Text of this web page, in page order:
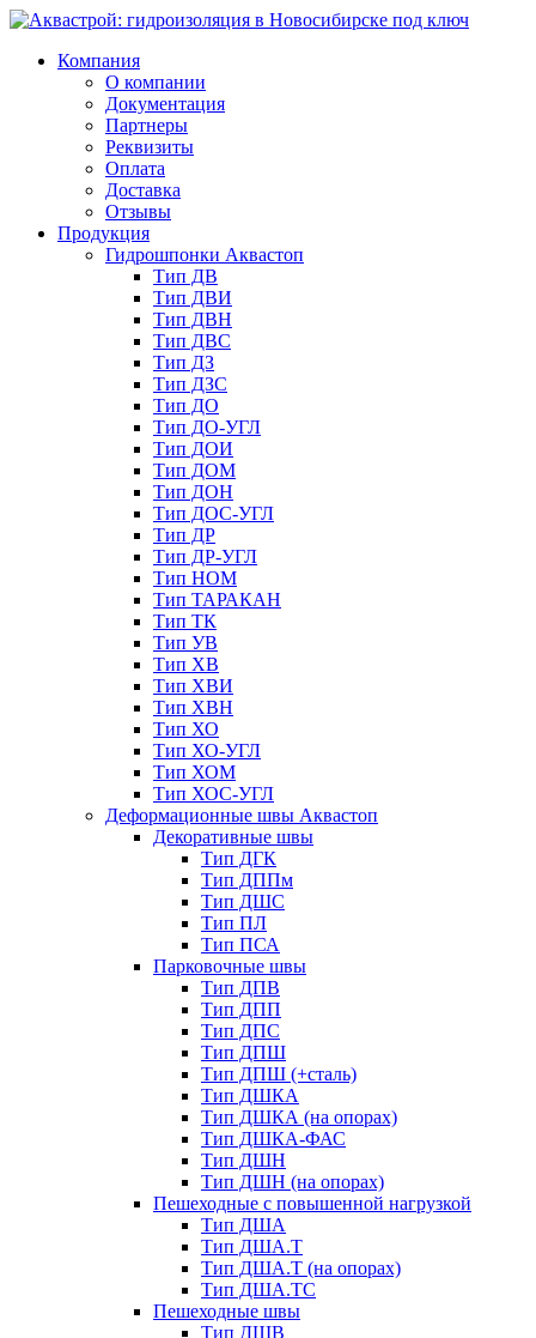
Компания
О компании
Документация
Партнеры
Реквизиты
Оплата
Доставка
Отзывы
Продукция
Гидрошпонки Аквастоп
Тип ДВ
Тип ДВИ
Тип ДВН
Тип ДВС
Тип ДЗ
Тип ДЗС
Тип ДО
Тип ДО-УГЛ
Тип ДОИ
Тип ДОМ
Тип ДОН
Тип ДОС-УГЛ
Тип ДР
Тип ДР-УГЛ
Тип НОМ
Тип ТАРАКАН
Тип ТК
Тип УВ
Тип ХВ
Тип ХВИ
Тип ХВН
Тип ХО
Тип ХО-УГЛ
Тип ХОМ
Тип ХОС-УГЛ
Деформационные швы Аквастоп
Декоративные швы
Тип ДГК
Тип ДППм
Тип ДШС
Тип ПЛ
Тип ПСА
Парковочные швы
Тип ДПВ
Тип ДПП
Тип ДПС
Тип ДПШ
Тип ДПШ (+сталь)
Тип ДШКА
Тип ДШКА (на опорах)
Тип ДШКА-ФАС
Тип ДШН
Тип ДШН (на опорах)
Пешеходные с повышенной нагрузкой
Тип ДША
Тип ДША.Т
Тип ДША.Т (на опорах)
Тип ДША.ТС
Пешеходные швы
Тип ДШВ